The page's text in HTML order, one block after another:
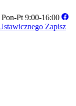
Pon-Pt 9:00-16:00
Zapisz